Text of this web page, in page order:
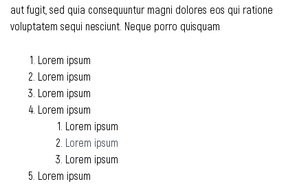
aut fugit, sed quia consequuntur magni dolores eos qui ratione
voluptatem sequi nesciunt. Neque porro quisquam
Lorem ipsum
Lorem ipsum
Lorem ipsum
Lorem ipsum
Lorem ipsum
Lorem ipsum
Lorem ipsum
Lorem ipsum